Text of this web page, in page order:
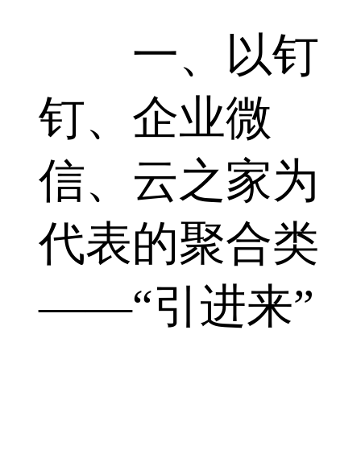
一、以钉
钉、企业微
信、云之家为
代表的聚合类
――“引进来”